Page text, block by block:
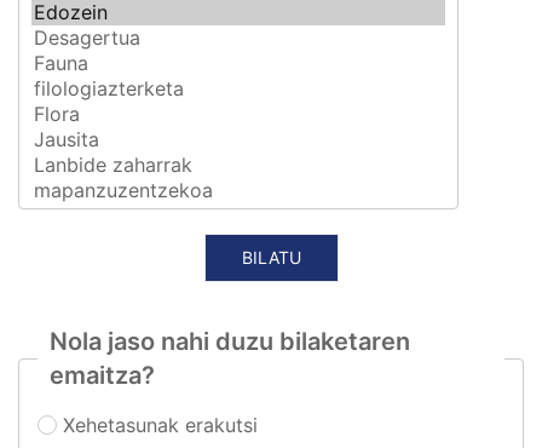
Nola jaso nahi duzu bilaketaren
emaitza?
Xehetasunak erakutsi